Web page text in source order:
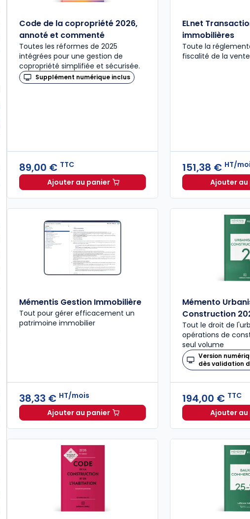
Code de la copropriété 2026,
annoté et commenté
Toutes les réformes de 2025
intégrées pour une gestion de
copropriété simplifiée et sécurisée.
Supplément numérique inclus
89,00 € TTC
Ajouter au panierCode de la copropriété 2026, annoté et
ELnet
immobilières
Toute la
fiscalité de la vente
151,38 € HT/
Ajouter au
Mémentis Gestion Immobilière
Tout pour gérer efficacement un
patrimoine immobilier
38,33 € HT/mois
Ajouter au panierMémentis Gestion Immobilière à 38,33 €HT/
Mémento
Construction
Tout le droit de
opérations de
seul volume
Version
dès validation
194,00 € TTC
Ajouter au